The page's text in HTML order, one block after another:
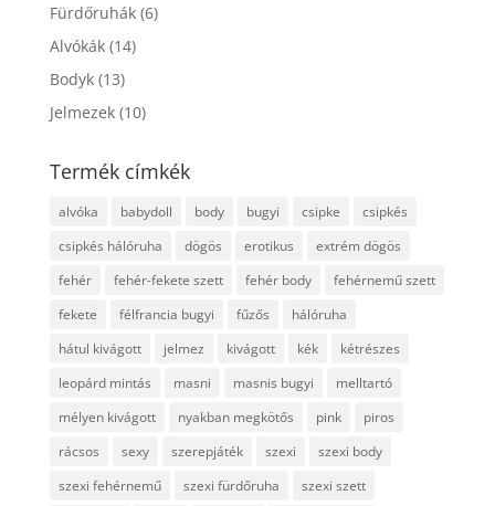
Fürdőruhák (6)
Alvókák (14)
Bodyk (13)
Jelmezek (10)
Termék címkék
alvóka babydoll body bugyi csipke
csipkés
csipkés hálóruha
dögös erotikus
extrém dögös
fehér
fehér-fekete szett fehér body
fehérnemű szett
fekete
félfrancia bugyi fűzős
hálóruha
hátul kivágott
jelmez kivágott kék
kétrészes
leopárd mintás
masni masnis bugyi
melltartó
mélyen kivágott
nyakban megkötős pink
piros
rácsos
sexy szerepjáték szexi
szexi body
szexi fehérnemű
szexi fürdőruha
szexi szett